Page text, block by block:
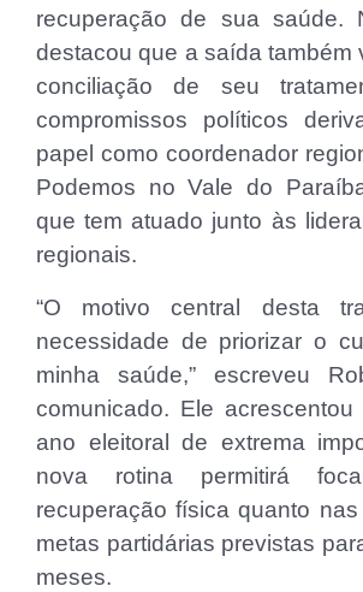
recuperação de sua saúde.
destacou que a saída também
conciliação de seu
compromissos políticos
papel como coordenador
Podemos no Vale do
que tem atuado junto às
regionais.
“O motivo central desta
necessidade de priorizar o
minha saúde,” escreveu
comunicado. Ele acrescentou
ano eleitoral de extrema
nova rotina permitirá
recuperação física quanto
metas partidárias previstas
meses.